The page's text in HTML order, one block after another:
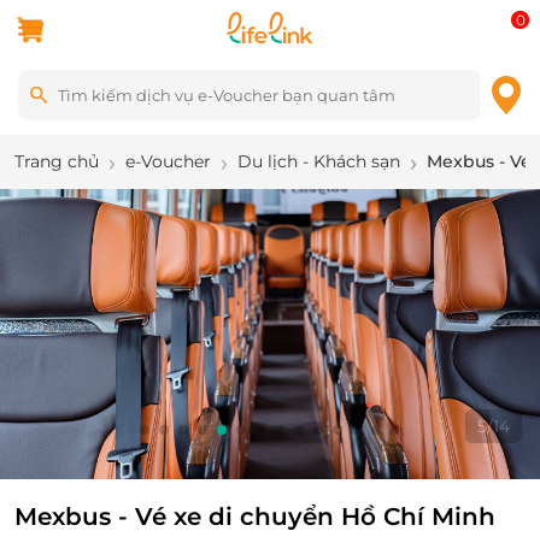
0
Trang chủ e-Voucher Du lịch - Khách sạn Mexbus -
5/14
Mexbus - Vé xe di chuyển Hồ Chí Minh